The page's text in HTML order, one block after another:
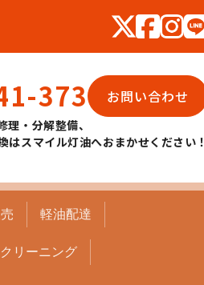
373 お問い合わせ
・分解整備、
はスマイル灯油へおまかせください！
軽油配達
リーニング